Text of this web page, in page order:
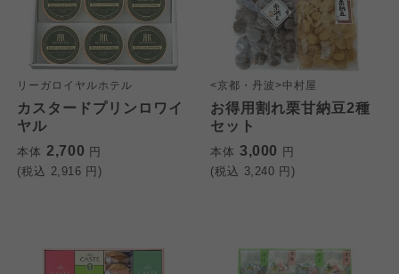
リーガロイヤルホテル
カスタードプリンロワイ
ヤル
本体 2,700 円
(税込 2,916 円)
<京都・丹波>中村屋
お得用割れ栗甘納豆2種
セット
本体 3,000 円
(税込 3,240 円)